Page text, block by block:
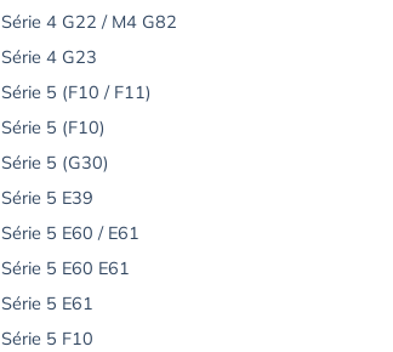
Série 4 G22 / M4 G82
Série 4 G23
Série 5 (F10 / F11)
Série 5 (F10)
Série 5 (G30)
Série 5 E39
Série 5 E60 / E61
Série 5 E60 E61
Série 5 E61
Série 5 F10